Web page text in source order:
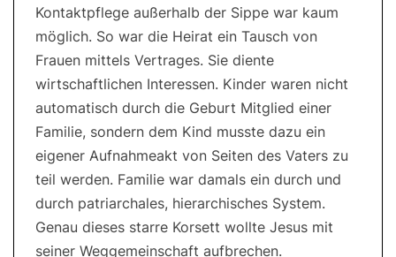
Kontaktpflege außerhalb der Sippe war kaum
möglich. So war die Heirat ein Tausch von
Frauen mittels Vertrages. Sie diente
wirtschaftlichen Interessen. Kinder waren nicht
automatisch durch die Geburt Mitglied einer
Familie, sondern dem Kind musste dazu ein
eigener Aufnahmeakt von Seiten des Vaters zu
teil werden. Familie war damals ein durch und
durch patriarchales, hierarchisches System.
Genau dieses starre Korsett wollte Jesus mit
seiner Weggemeinschaft aufbrechen.